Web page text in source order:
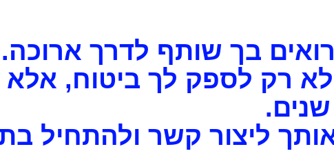
בך שותף לדרך ארוכה.
רק לספק לך ביטוח,
אותך ליצור קשר ולהתחיל